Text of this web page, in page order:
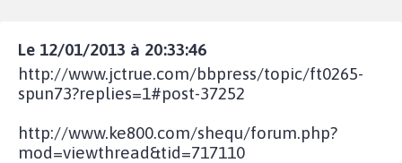
Le 12/01/2013 à 20:33:46
http://www.jctrue.com/bbpress/topic/ft0265-
spun73?replies=1#post-37252
http://www.ke800.com/shequ/forum.php?
mod=viewthread&tid=717110